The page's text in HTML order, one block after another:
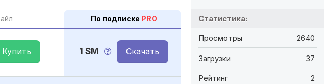
По подписке PRO
Купить 1 SM Скачать
Статистика:
Просмотры 2640
Загрузки 37
Рейтинг 2